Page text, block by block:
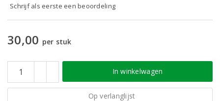
Schrijf als eerste een beoordeling
30,00 per stuk
In winkelwagen
Op verlanglijst